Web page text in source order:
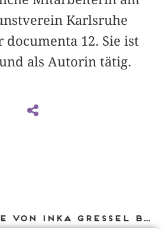
Karlsruhe
documenta 12. Sie ist
als Autorin tätig.
Weitere Texte von Inka Gressel bei DIAPHANES